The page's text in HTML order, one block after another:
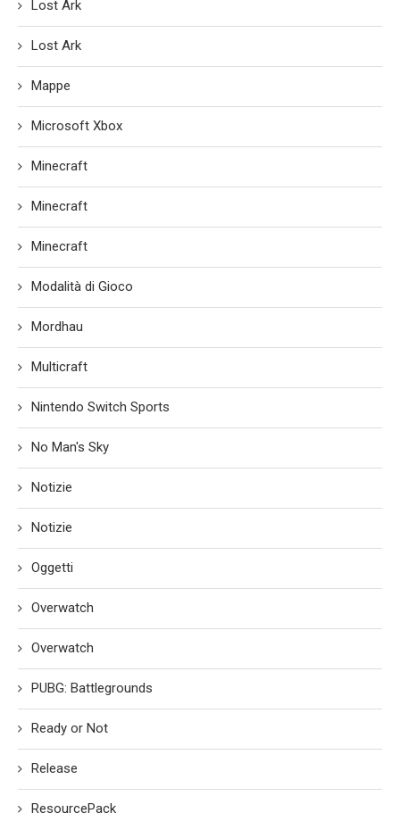
Lost Ark
Lost Ark
Mappe
Microsoft Xbox
Minecraft
Minecraft
Minecraft
Modalità di Gioco
Mordhau
Multicraft
Nintendo Switch Sports
No Man's Sky
Notizie
Notizie
Oggetti
Overwatch
Overwatch
PUBG: Battlegrounds
Ready or Not
Release
ResourcePack